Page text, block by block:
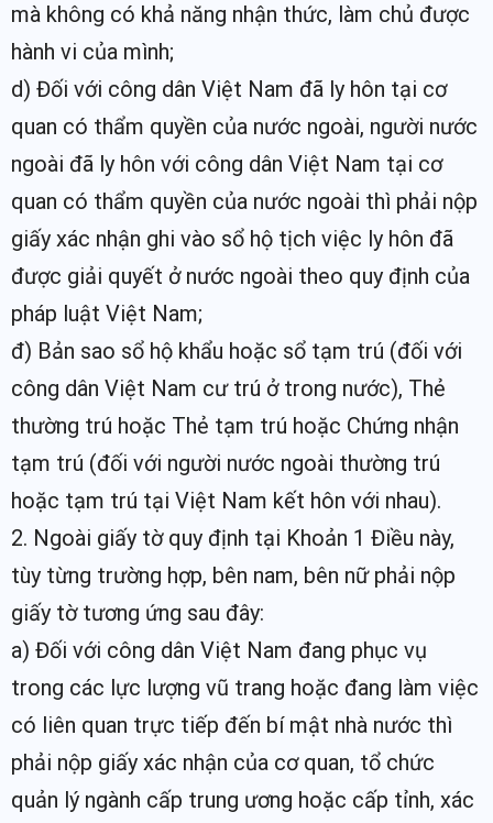
mà không có khả năng nhận thức, làm chủ được
hành vi của mình;
d) Đối với công dân Việt Nam đã ly hôn tại cơ
quan có thẩm quyền của nước ngoài, người nước
ngoài đã ly hôn với công dân Việt Nam tại cơ
quan có thẩm quyền của nước ngoài thì phải nộp
giấy xác nhận ghi vào sổ hộ tịch việc ly hôn đã
được giải quyết ở nước ngoài theo quy định của
pháp luật Việt Nam;
đ) Bản sao sổ hộ khẩu hoặc sổ tạm trú (đối với
công dân Việt Nam cư trú ở trong nước), Thẻ
thường trú hoặc Thẻ tạm trú hoặc Chứng nhận
tạm trú (đối với người nước ngoài thường trú
hoặc tạm trú tại Việt Nam kết hôn với nhau).
2. Ngoài giấy tờ quy định tại Khoản 1 Điều này,
tùy từng trường hợp, bên nam, bên nữ phải nộp
giấy tờ tương ứng sau đây:
a) Đối với công dân Việt Nam đang phục vụ
trong các lực lượng vũ trang hoặc đang làm việc
có liên quan trực tiếp đến bí mật nhà nước thì
phải nộp giấy xác nhận của cơ quan, tổ chức
quản lý ngành cấp trung ương hoặc cấp tỉnh, xác